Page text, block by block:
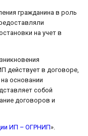
гражданина в роль
на учет в
действует в договоре,
основании
собой
договоров и
ИП – ОГРНИП».